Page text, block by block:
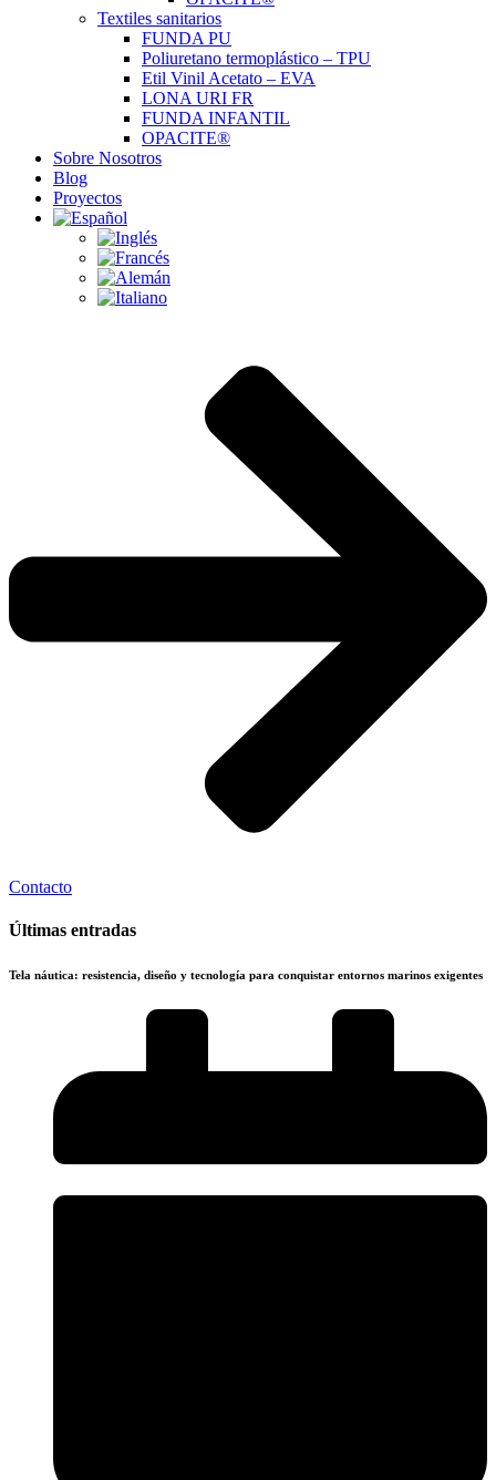
Textiles sanitarios
FUNDA PU
Poliuretano termoplástico – TPU
Etil Vinil Acetato – EVA
LONA URI FR
FUNDA INFANTIL
OPACITE®
Sobre Nosotros
Blog
Proyectos
Contacto
Últimas entradas
Tela náutica: resistencia, diseño y tecnología para conquistar entornos marinos exigentes